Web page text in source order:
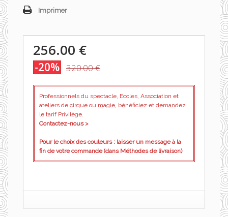
Imprimer
256.00 €
-20% 320.00 €
Professionnels du spectacle, Ecoles, Association et
ateliers de cirque ou magie, bénéficiez et demandez
le tarif Privilège.
Contactez-nous >
Pour le choix des couleurs : laisser un message à la
fin de votre commande (dans Méthodes de livraison)